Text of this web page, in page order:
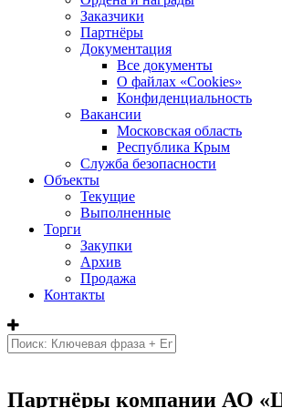
Заказчики
Партнёры
Документация
Все документы
О файлах «Сookies»
Конфиденциальность
Вакансии
Московская область
Республика Крым
Служба безопасности
Объекты
Текущие
Выполненные
Торги
Закупки
Архив
Продажа
Контакты
Партнёры компании АО